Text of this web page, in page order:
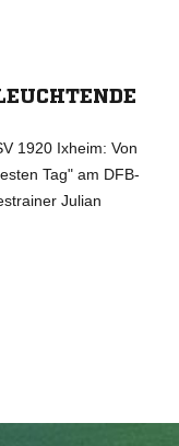
1920 Ixheim: Von
Tag" am DFB-
Julian